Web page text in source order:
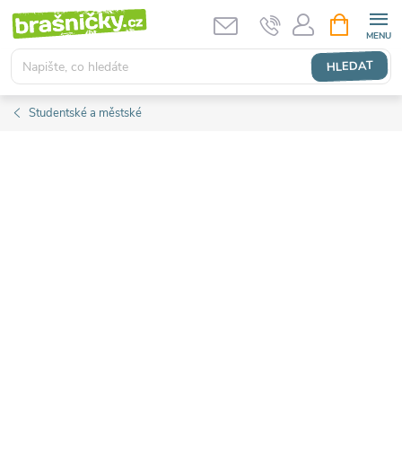
Přejít
obsah
HLEDAT
NÁKUPNÍ
KOŠÍK
Studentské a městské